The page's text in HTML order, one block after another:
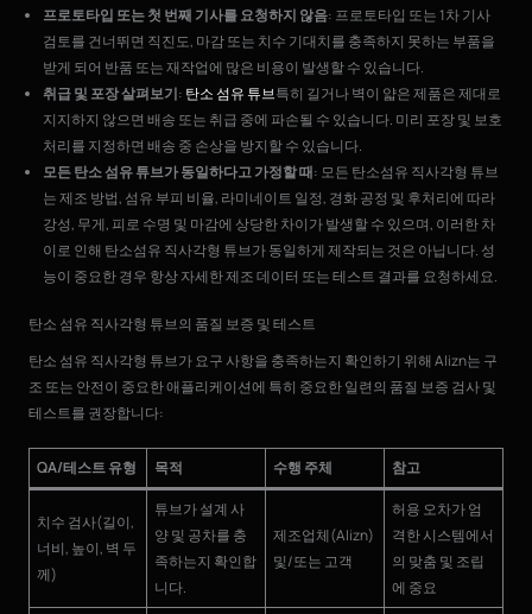
프로토타입 또는 첫 번째 기사를 요청하지 않음: 프로토타입 또는 1차 기사
검토를 건너뛰면 직진도, 마감 또는 치수 기대치를 충족하지 못하는 부품을
받게 되어 반품 또는 재작업에 많은 비용이 발생할 수 있습니다.
취급 및 포장 살펴보기: 탄소 섬유 튜브특히 길거나 벽이 얇은 제품은 제대로
지지하지 않으면 배송 또는 취급 중에 파손될 수 있습니다. 미리 포장 및 보호
처리를 지정하면 배송 중 손상을 방지할 수 있습니다.
모든 탄소 섬유 튜브가 동일하다고 가정할 때: 모든 탄소섬유 직사각형 튜브
는 제조 방법, 섬유 부피 비율, 라미네이트 일정, 경화 공정 및 후처리에 따라
강성, 무게, 피로 수명 및 마감에 상당한 차이가 발생할 수 있으며, 이러한 차
이로 인해 탄소섬유 직사각형 튜브가 동일하게 제작되는 것은 아닙니다. 성
능이 중요한 경우 항상 자세한 제조 데이터 또는 테스트 결과를 요청하세요.
탄소 섬유 직사각형 튜브의 품질 보증 및 테스트
탄소 섬유 직사각형 튜브가 요구 사항을 충족하는지 확인하기 위해 Alizn는 구
조 또는 안전이 중요한 애플리케이션에 특히 중요한 일련의 품질 보증 검사 및
테스트를 권장합니다:
QA/테스트 유형 목적 수행 주체 참고
치수 검사(길이,
너비, 높이, 벽 두
께)
튜브가 설계 사
양 및 공차를 충
족하는지 확인합
니다.
제조업체(Alizn)
및/또는 고객
허용 오차가 엄
격한 시스템에서
의 맞춤 및 조립
에 중요